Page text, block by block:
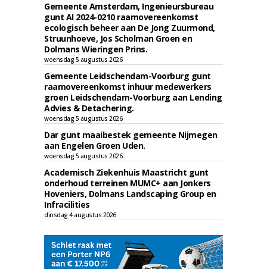
Gemeente Amsterdam, Ingenieursbureau
gunt AI 2024-0210 raamovereenkomst
ecologisch beheer aan De Jong Zuurmond,
Struunhoeve, Jos Scholman Groen en
Dolmans Wieringen Prins.
woensdag 5 augustus 2026
Gemeente Leidschendam-Voorburg gunt
raamovereenkomst inhuur medewerkers
groen Leidschendam-Voorburg aan Lending
Advies & Detachering.
woensdag 5 augustus 2026
Dar gunt maaibestek gemeente Nijmegen
aan Engelen Groen Uden.
woensdag 5 augustus 2026
Academisch Ziekenhuis Maastricht gunt
onderhoud terreinen MUMC+ aan Jonkers
Hoveniers, Dolmans Landscaping Group en
Infracilities
dinsdag 4 augustus 2026